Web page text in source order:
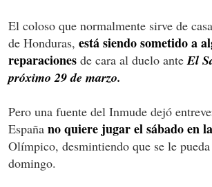
El coloso que normalmente sirve de
de Honduras, está siendo sometido a
reparaciones de cara al duelo ante El
próximo 29 de marzo.
Pero una fuente del Inmude dejó
España no quiere jugar el sábado en
Olímpico, desmintiendo que se le
domingo.